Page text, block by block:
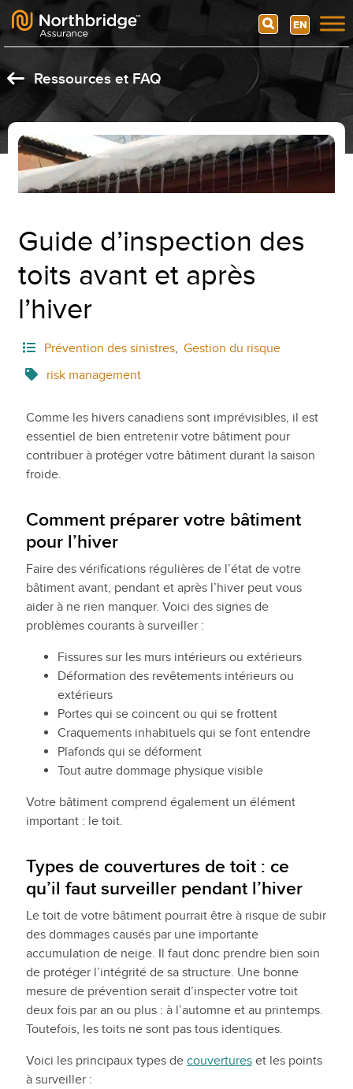
Skip to content
Search EN
Ressources et FAQ
Guide d’inspection des
toits avant et après
l’hiver
Prévention des sinistres, Gestion du risque
risk management
Comme les hivers canadiens sont imprévisibles, il est
essentiel de bien entretenir votre bâtiment pour
contribuer à protéger votre bâtiment durant la saison
froide.
Comment préparer votre bâtiment
pour l’hiver
Faire des vérifications régulières de l’état de votre
bâtiment avant, pendant et après l’hiver peut vous
aider à ne rien manquer. Voici des signes de
problèmes courants à surveiller :
Fissures sur les murs intérieurs ou extérieurs
Déformation des revêtements intérieurs ou
extérieurs
Portes qui se coincent ou qui se frottent
Craquements inhabituels qui se font entendre
Plafonds qui se déforment
Tout autre dommage physique visible
Votre bâtiment comprend également un élément
important : le toit.
Types de couvertures de toit : ce
qu’il faut surveiller pendant l’hiver
Le toit de votre bâtiment pourrait être à risque de subir
des dommages causés par une importante
accumulation de neige. Il faut donc prendre bien soin
de protéger l’intégrité de sa structure. Une bonne
mesure de prévention serait d’inspecter votre toit
deux fois par an ou plus : à l’automne et au printemps.
Toutefois, les toits ne sont pas tous identiques.
Voici les principaux types de couvertureset les points
à surveiller :